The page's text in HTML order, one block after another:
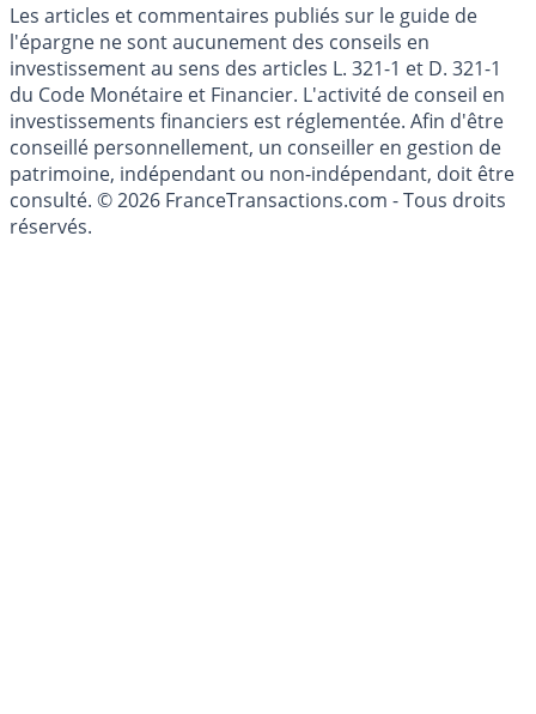
Les articles et commentaires publiés sur le guide de
l'épargne ne sont aucunement des conseils en
investissement au sens des articles L. 321-1 et D. 321-1
du Code Monétaire et Financier. L'activité de conseil en
investissements financiers est réglementée. Afin d'être
conseillé personnellement, un conseiller en gestion de
patrimoine, indépendant ou non-indépendant, doit être
consulté. © 2026 FranceTransactions.com - Tous droits
réservés.